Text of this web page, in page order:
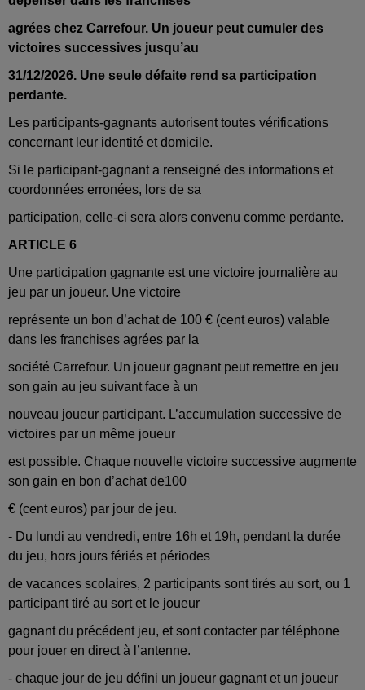
agrées chez Carrefour. Un joueur peut cumuler des
victoires successives jusqu’au
31/12/2026. Une seule défaite rend sa participation
perdante.
Les participants-gagnants autorisent toutes vérifications
concernant leur identité et domicile.
Si le participant-gagnant a renseigné des informations et
coordonnées erronées, lors de sa
participation, celle-ci sera alors convenu comme perdante.
ARTICLE 6
Une participation gagnante est une victoire journalière au
jeu par un joueur. Une victoire
représente un bon d’achat de 100 € (cent euros) valable
dans les franchises agrées par la
société Carrefour. Un joueur gagnant peut remettre en jeu
son gain au jeu suivant face à un
nouveau joueur participant. L’accumulation successive de
victoires par un même joueur
est possible. Chaque nouvelle victoire successive augmente
son gain en bon d’achat de100
€ (cent euros) par jour de jeu.
- Du lundi au vendredi, entre 16h et 19h, pendant la durée
du jeu, hors jours fériés et périodes
de vacances scolaires, 2 participants sont tirés au sort, ou 1
participant tiré au sort et le joueur
gagnant du précédent jeu, et sont contacter par téléphone
pour jouer en direct à l’antenne.
- chaque jour de jeu défini un joueur gagnant et un joueur